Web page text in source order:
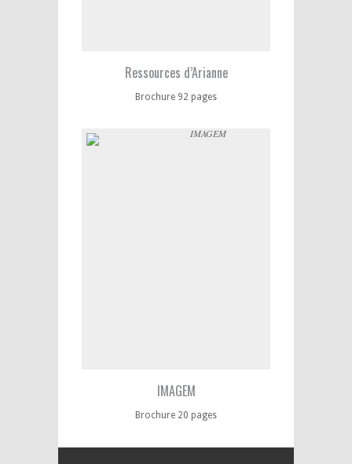
Ressources d’Arianne
Brochure 92 pages
IMAGEM
Brochure 20 pages